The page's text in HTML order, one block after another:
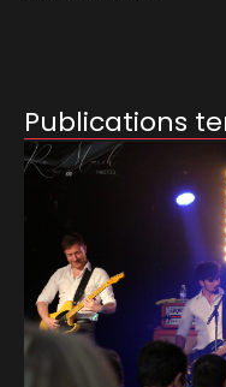
Publications